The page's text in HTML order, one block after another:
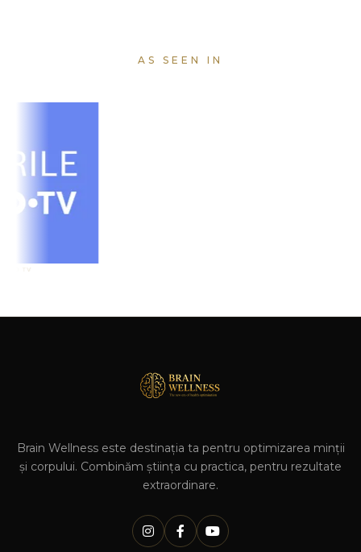
AS SEEN IN
Brain Wellness este destinația ta pentru optimizarea minții
și corpului. Combinăm știința cu practica, pentru rezultate
extraordinare.